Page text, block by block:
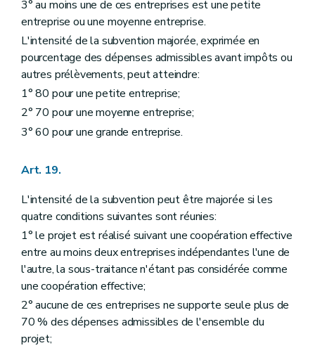
3° au moins une de ces entreprises est une petite
entreprise ou une moyenne entreprise.
L'intensité de la subvention majorée, exprimée en
pourcentage des dépenses admissibles avant impôts ou
autres prélèvements, peut atteindre:
1° 80 pour une petite entreprise;
2° 70 pour une moyenne entreprise;
3° 60 pour une grande entreprise.
Art. 19.
L'intensité de la subvention peut être majorée si les
quatre conditions suivantes sont réunies:
1° le projet est réalisé suivant une coopération effective
entre au moins deux entreprises indépendantes l'une de
l'autre, la sous-traitance n'étant pas considérée comme
une coopération effective;
2° aucune de ces entreprises ne supporte seule plus de
70 % des dépenses admissibles de l'ensemble du
projet;